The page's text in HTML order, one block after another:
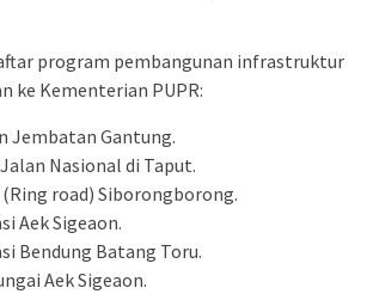
program pembangunan infrastruktur
ke Kementerian PUPR:
Jembatan Gantung.
Nasional di Taput.
road) Siborongborong.
Aek Sigeaon.
Bendung Batang Toru.
Aek Sigeaon.